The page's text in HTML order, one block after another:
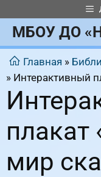
к
содержимому
МБОУ ДО
Главная »
» Интерактивный
плакат
мир